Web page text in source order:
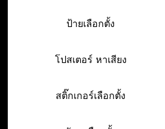
ป้ายเลือกตั้ง
โปสเตอร์ หาเสียง
สติ๊กเกอร์เลือกตั้ง